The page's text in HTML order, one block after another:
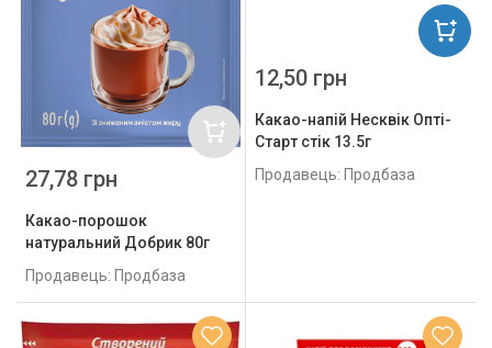
Какао-порошок
натуральний Добрик 80г
Продавець: Продбаза
27,78 грн
Какао-напій Несквік Опті-
Старт стік 13.5г
Продавець: Продбаза
12,50 грн